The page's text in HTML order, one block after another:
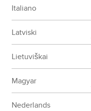
Italiano
Latviski
Lietuviškai
Magyar
Nederlands